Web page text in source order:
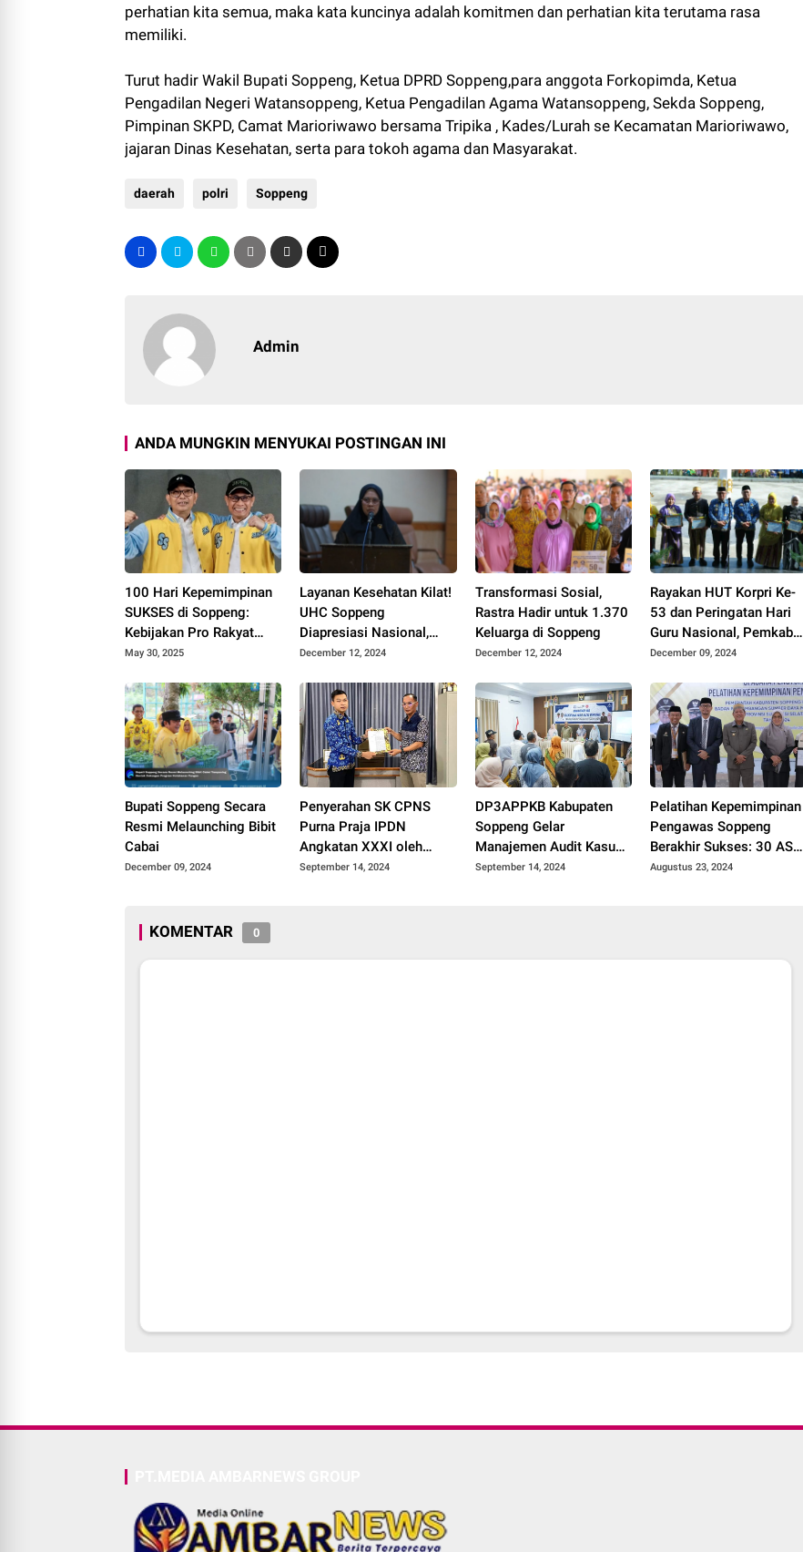
perhatian kita semua, maka kata kuncinya adalah komitmen dan perhatian kita terutama rasa
memiliki.
Turut hadir Wakil Bupati Soppeng, Ketua DPRD Soppeng,para anggota Forkopimda, Ketua
Pengadilan Negeri Watansoppeng, Ketua Pengadilan Agama Watansoppeng, Sekda Soppeng,
Pimpinan SKPD, Camat Marioriwawo bersama Tripika , Kades/Lurah se Kecamatan Marioriwawo,
jajaran Dinas Kesehatan, serta para tokoh agama dan Masyarakat.
daerah polri Soppeng
Admin
ANDA MUNGKIN MENYUKAI POSTINGAN INI
100 Hari Kepemimpinan
SUKSES di Soppeng:
Kebijakan Pro Rakyat
Digenjot
May 30, 2025
Layanan Kesehatan Kilat!
UHC Soppeng
Diapresiasi Nasional,
Berkat Kepemimpinan Hj.
December 12, 2024
Transformasi Sosial,
Rastra Hadir untuk 1.370
Keluarga di Soppeng
December 12, 2024
Rayakan HUT Korpri Ke-
53 dan Peringatan Hari
Guru Nasional, Pemkab
Soppeng Meraih
Penghargaan
December 09, 2024
Bupati Soppeng Secara
Resmi Melaunching Bibit
Cabai
December 09, 2024
Penyerahan SK CPNS
Purna Praja IPDN
Angkatan XXXI oleh
Sekretaris BKPSDM Kab.
September 14, 2024
DP3APPKB Kabupaten
Soppeng Gelar
Manajemen Audit Kasus
Stunting di Aula Kantor
September 14, 2024
Pelatihan Kepemimpinan
Pengawas Soppeng
Berakhir Sukses: 30 ASN
Resmi Dinyatakan Lulus
Augustus 23, 2024
KOMENTAR 0